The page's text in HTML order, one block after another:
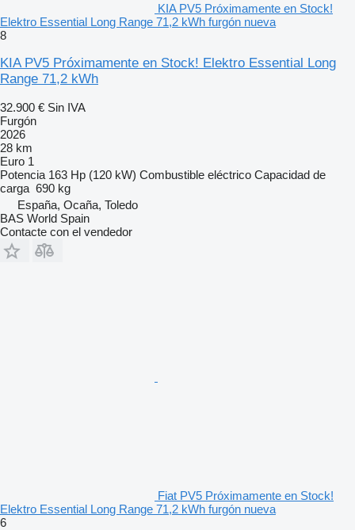
KIA PV5 Próximamente en Stock!
Elektro Essential Long Range 71,2 kWh furgón nueva
8
KIA PV5 Próximamente en Stock! Elektro Essential Long
Range 71,2 kWh
32.900 € Sin IVA
Furgón
2026
28 km
Euro 1
Potencia 163 Hp (120 kW) Combustible eléctrico Capacidad de
carga 690 kg
España, Ocaña, Toledo
BAS World Spain
Contacte con el vendedor
Fiat PV5 Próximamente en Stock!
Elektro Essential Long Range 71,2 kWh furgón nueva
6